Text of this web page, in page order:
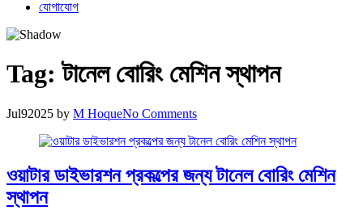
যোগাযোগ
Tag:টানেল বোরিং মেশিন স্থাপন
Jul92025 by M HoqueNo Comments
ওয়াটার ডাইভারশন প্রকল্পের জন্য টানেল বোরিং মেশিন
স্থাপন